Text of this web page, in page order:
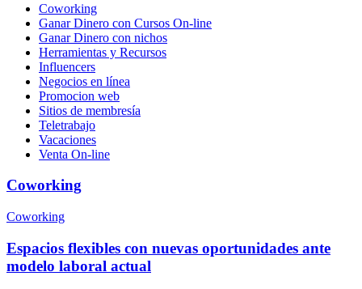
Coworking
Ganar Dinero con Cursos On-line
Ganar Dinero con nichos
Herramientas y Recursos
Influencers
Negocios en línea
Promocion web
Sitios de membresía
Teletrabajo
Vacaciones
Venta On-line
Coworking
Coworking
Espacios flexibles con nuevas oportunidades ante
modelo laboral actual